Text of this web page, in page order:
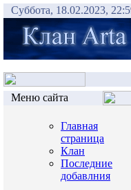
Суббота, 18.02.2023,
Меню сайта
Главная
страница
Клан
Последние
добавлния